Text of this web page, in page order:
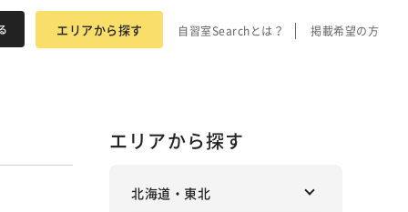
エリアから探す 自習室Searchとは？ 掲載希望の方
エリアから探す
北海道・東北